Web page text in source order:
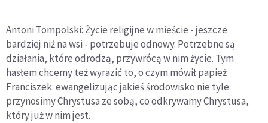
Antoni Tompolski: Życie religijne w mieście - jeszcze
bardziej niż na wsi - potrzebuje odnowy. Potrzebne są
działania, które odrodzą, przywrócą w nim życie. Tym
hasłem chcemy też wyrazić to, o czym mówił papież
Franciszek: ewangelizując jakieś środowisko nie tyle
przynosimy Chrystusa ze sobą, co odkrywamy Chrystusa,
który już w nim jest.